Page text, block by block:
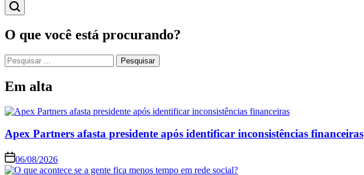
O que você está procurando?
Pesquisar
por:
Em alta
Apex Partners afasta presidente após identificar inconsistências financeiras
06/08/2026